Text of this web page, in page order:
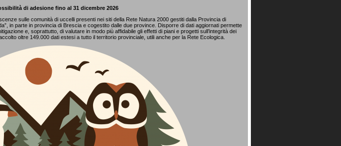
di adesione fino al 31 dicembre 2026
sulle comunità di uccelli presenti nei siti della Rete Natura 2000 gestiti dalla Provincia di
in parte in provincia di Brescia e cogestito dalle due province. Disporre di dati aggiornati permette
e, soprattutto, di valutare in modo più affidabile gli effetti di piani e progetti sull’integrità dei
oltre 149.000 dati estesi a tutto il territorio provinciale, utili anche per la Rete Ecologica.